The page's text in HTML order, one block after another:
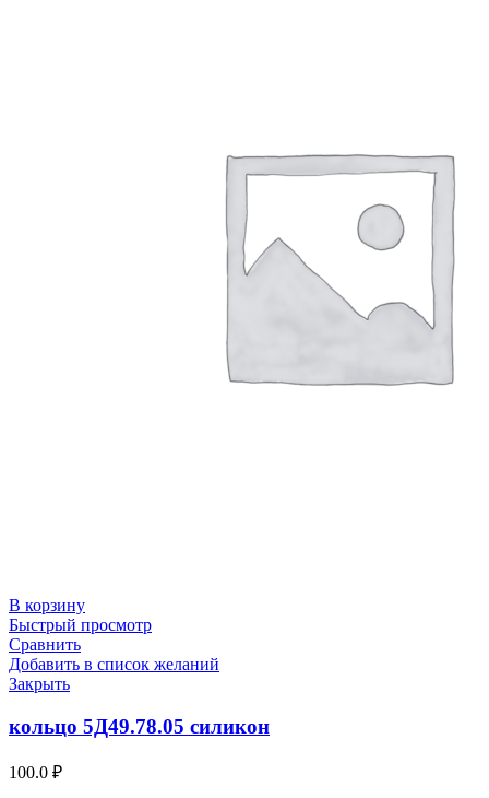
В корзину
Быстрый просмотр
Сравнить
Добавить в список желаний
Закрыть
кольцо 5Д49.78.05 силикон
100.0 ₽